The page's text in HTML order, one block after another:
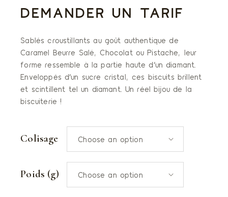
DEMANDER UN TARIF
Sablés croustillants au goût authentique de
Caramel Beurre Salé, Chocolat ou Pistache, leur
forme ressemble à la partie haute d’un diamant.
Enveloppés d’un sucre cristal, ces biscuits brillent
et scintillent tel un diamant. Un réel bijou de la
biscuiterie !
Colisage Choose an option
Poids (g) Choose an option